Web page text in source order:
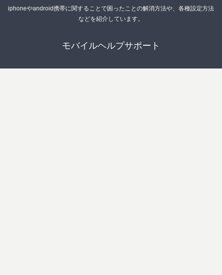
iphoneやandroid携帯に関することで困ったことの解消方法や、各種設定方法
などを紹介しています。
モバイルヘルプサポート